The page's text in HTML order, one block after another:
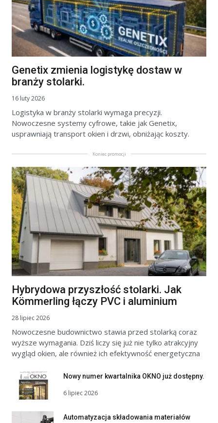
Genetix zmienia logistykę dostaw w
branży stolarki.
16 luty 2026
Logistyka w branży stolarki wymaga precyzji.
Nowoczesne systemy cyfrowe, takie jak Genetix,
usprawniają transport okien i drzwi, obniżając koszty.
Koniec promocji
Hybrydowa przyszłość stolarki. Jak
Kömmerling łączy PVC i aluminium
28 lipiec 2026
Nowoczesne budownictwo stawia przed stolarką coraz
wyższe wymagania. Dziś liczy się już nie tylko atrakcyjny
wygląd okien, ale również ich efektywność energetyczna
Nowy numer kwartalnika OKNO już dostępny.
6 lipiec 2026
Automatyzacja składowania materiałów